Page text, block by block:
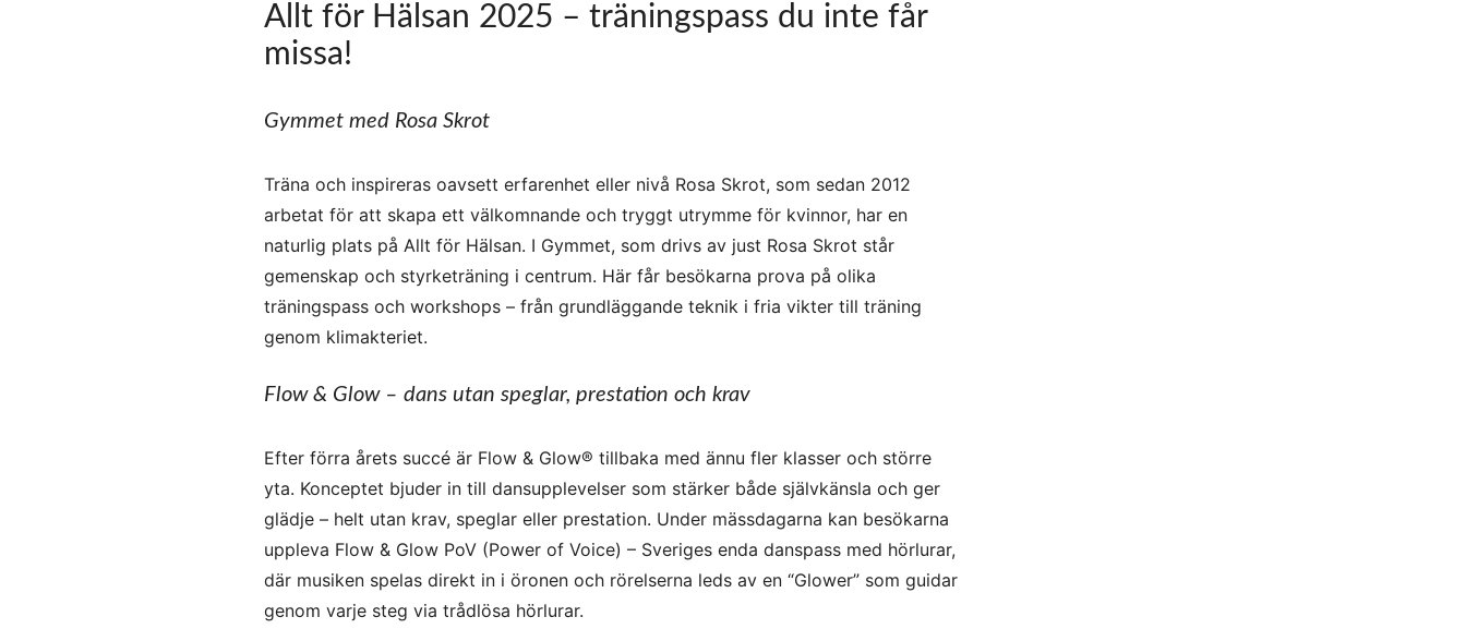
Allt för Hälsan 2025 – träningspass du inte får
missa!
Gymmet med Rosa Skrot
Träna och inspireras oavsett erfarenhet eller nivå Rosa Skrot, som sedan 2012
arbetat för att skapa ett välkomnande och tryggt utrymme för kvinnor, har en
naturlig plats på Allt för Hälsan. I Gymmet, som drivs av just Rosa Skrot står
gemenskap och styrketräning i centrum. Här får besökarna prova på olika
träningspass och workshops – från grundläggande teknik i fria vikter till träning
genom klimakteriet.
Flow & Glow – dans utan speglar, prestation och krav
Efter förra årets succé är Flow & Glow® tillbaka med ännu fler klasser och större
yta. Konceptet bjuder in till dansupplevelser som stärker både självkänsla och ger
glädje – helt utan krav, speglar eller prestation. Under mässdagarna kan besökarna
uppleva Flow & Glow PoV (Power of Voice) – Sveriges enda danspass med hörlurar,
där musiken spelas direkt in i öronen och rörelserna leds av en “Glower” som guidar
genom varje steg via trådlösa hörlurar.